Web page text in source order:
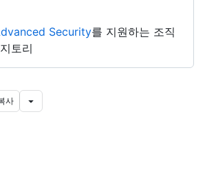
Security를 지원하는 조직
토리
사